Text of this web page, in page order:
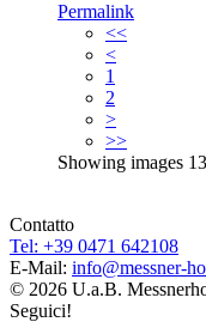
Permalink
<<
<
1
2
>
>>
Showing images 13
Contatto
Tel: +39 0471 642108
E-Mail: info@messner-
© 2026 U.a.B.
Seguici!